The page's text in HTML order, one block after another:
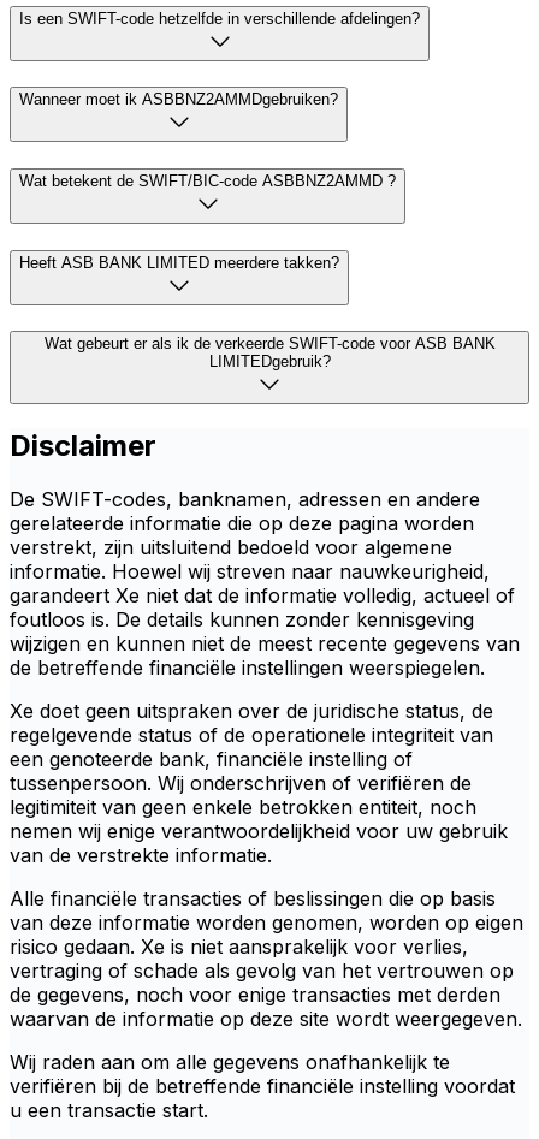
Is een SWIFT-code hetzelfde in verschillende afdelingen?
Wanneer moet ik ASBBNZ2AMMDgebruiken?
Wat betekent de SWIFT/BIC-code ASBBNZ2AMMD ?
Heeft ASB BANK LIMITED meerdere takken?
Wat gebeurt er als ik de verkeerde SWIFT-code voor ASB BANK
LIMITEDgebruik?
Disclaimer
De SWIFT-codes, banknamen, adressen en andere
gerelateerde informatie die op deze pagina worden
verstrekt, zijn uitsluitend bedoeld voor algemene
informatie. Hoewel wij streven naar nauwkeurigheid,
garandeert Xe niet dat de informatie volledig, actueel of
foutloos is. De details kunnen zonder kennisgeving
wijzigen en kunnen niet de meest recente gegevens van
de betreffende financiële instellingen weerspiegelen.
Xe doet geen uitspraken over de juridische status, de
regelgevende status of de operationele integriteit van
een genoteerde bank, financiële instelling of
tussenpersoon. Wij onderschrijven of verifiëren de
legitimiteit van geen enkele betrokken entiteit, noch
nemen wij enige verantwoordelijkheid voor uw gebruik
van de verstrekte informatie.
Alle financiële transacties of beslissingen die op basis
van deze informatie worden genomen, worden op eigen
risico gedaan. Xe is niet aansprakelijk voor verlies,
vertraging of schade als gevolg van het vertrouwen op
de gegevens, noch voor enige transacties met derden
waarvan de informatie op deze site wordt weergegeven.
Wij raden aan om alle gegevens onafhankelijk te
verifiëren bij de betreffende financiële instelling voordat
u een transactie start.